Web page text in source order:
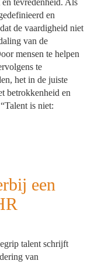
en
de vaardigheid niet
van de
mensen te helpen
te
het in de juiste
betrokkenheid en
is niet:
een
talent schrijft
van